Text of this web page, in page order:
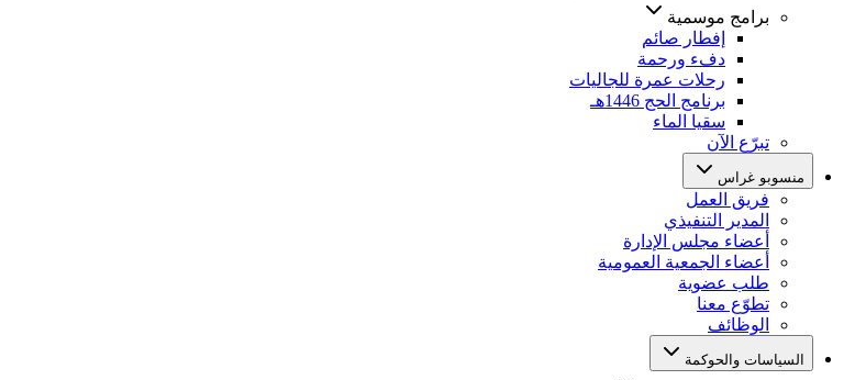
برامج موسمية
إفطار صائم
دفء ورحمة
رحلات عمرة للجاليات
برنامج الحج 1446هـ
سقيا الماء
تبرّع الآن
منسوبو غراس
فريق العمل
المدير التنفيذي
أعضاء مجلس الإدارة
أعضاء الجمعية العمومية
طلب عضوية
تطوّع معنا
الوظائف
السياسات والحوكمة